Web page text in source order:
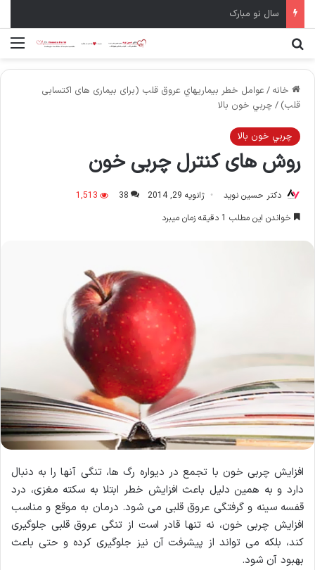
سال نو مبارک
خانه /عوامل خطر بيماريهاي عروق قلب (برای بیماری های اکتسابی
قلب) / چربي خون بالا
چربي خون بالا
روش های کنترل چربی خون
دکتر حسین نوید ژانویه 29, 2014 38
1,513
خواندن این مطلب 1 دقیقه زمان میبرد
افزایش چربی خون با تجمع در دیواره رگ ها، تنگی آنها را به دنبال
دارد و به همین دلیل باعث افزایش خطر ابتلا به سکته مغزی، درد
قفسه سینه و گرفتگی عروق قلبی می شود. درمان به موقع و مناسب
افزایش چربی خون، نه تنها قادر است از تنگی عروق قلبی جلوگیری
کند، بلکه می تواند از پیشرفت آن نیز جلوگیری کرده و حتی باعث
بهبود آن شود.